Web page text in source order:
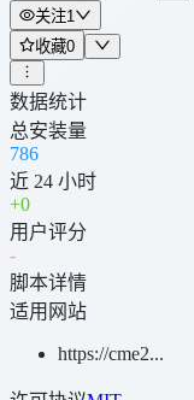
关注1
收藏0
数据统计
总安装量
786
近 24 小时
+0
用户评分
-
脚本详情
适用网站
https://cme2...